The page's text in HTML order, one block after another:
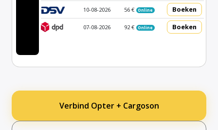
10-08-2026 56 € Online Boeken
07-08-2026 92 € Online Boeken
Verbind Opter + Cargoson